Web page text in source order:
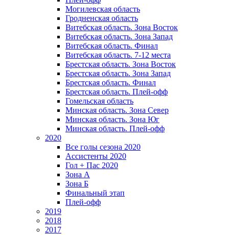
Могилевская область
Гродненская область
Витебская область. Зона Восток
Витебская область. Зона Запад
Витебская область. Финал
Витебская область. 7-12 места
Брестская область. Зона Восток
Брестская область. Зона Запад
Брестская область. Финал
Брестская область. Плей-офф
Гомельская область
Минская область. Зона Север
Минская область. Зона Юг
Минская область. Плей-офф
2020
Все голы сезона 2020
Ассистенты 2020
Гол + Пас 2020
Зона А
Зона Б
Финальный этап
Плей-офф
2019
2018
2017